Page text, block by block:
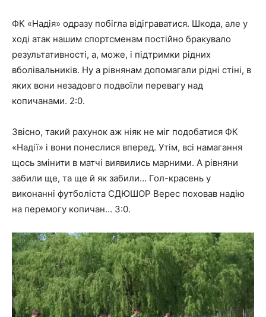
ФК «Надія» одразу побігла відіграватися. Шкода, але у
ході атак нашим спортсменам постійно бракувало
результативності, а, може, і підтримки рідних
вболівальників. Ну а рівнянам допомагали рідні стіні, в
яких вони незадовго подвоїли перевагу над
копичанами. 2:0.
Звісно, такий рахунок аж ніяк не міг подобатися ФК
«Надії» і вони понеслися вперед. Утім, всі намагання
щось змінити в матчі виявились марними. А рівняни
забили ще, та ще й як забили… Гол-красень у
виконанні футболіста СДЮШОР Верес поховав надію
на перемогу копичан… 3:0.